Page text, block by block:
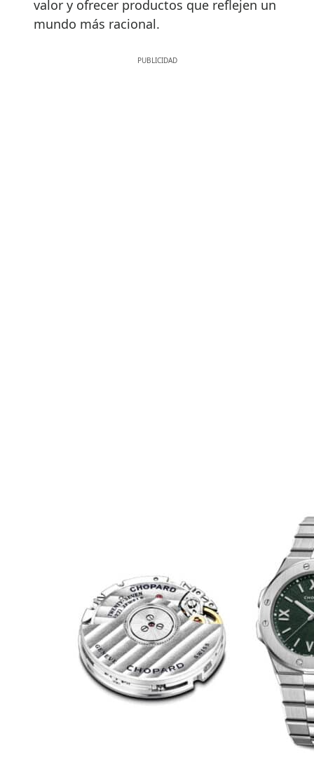
valor y ofrecer productos que reflejen un
mundo más racional.